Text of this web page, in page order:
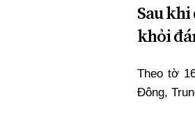
ĐA CHIỀU
Quan điểm
Sau
khỏi
Theo tờ
Đông,